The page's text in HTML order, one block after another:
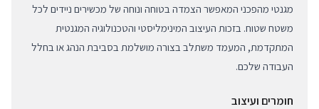
מגנטי מהפכני המאפשר הצמדה בטוחה ונוחה של מכשירים ניידים לכל
משטח שטוח. בזכות העיצוב המינימליסטי והטכנולוגיה המגנטית
המתקדמת, המעמד משתלב בצורה מושלמת בסביבת הנהג או בחלל
העבודה שלכם.
חומרים ועיצוב